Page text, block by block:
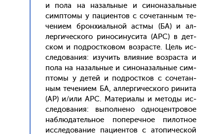
и по­ла на на­заль­ные и си­нона­заль­ные
сим­пто­мы у па­ци­ен­тов с со­четан­ным те­
чени­ем брон­хи­аль­ной ас­тмы (БА) и ал­
лерги­чес­ко­го ри­носи­нуси­та (АРС) в дет­
ском и под­рос­тко­вом воз­расте. Цель ис­
сле­дова­ния: изу­чить вли­яние воз­раста и
по­ла на на­заль­ные и си­нона­заль­ные сим­
пто­мы у де­тей и под­рос­тков с со­четан­
ным те­чени­ем БА, ал­лерги­чес­ко­го ри­нита
(АР) и/или АРС. Ма­тери­алы и ме­тоды ис­
сле­дова­ния: вы­пол­не­но од­но­цен­тро­вое
наб­лю­датель­ное по­переч­ное пи­лот­ное
ис­сле­дова­ние па­ци­ен­тов с ато­пичес­кой